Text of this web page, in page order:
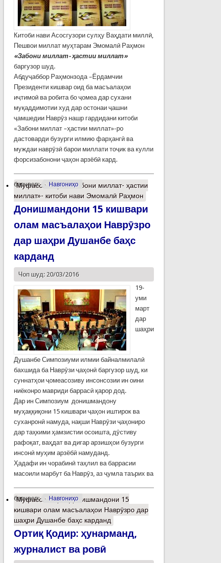
Китоби нави Асосгузори сулҳу Ваҳдати миллӣ,
Пешвои миллат муҳтарам Эмомалӣ Раҳмон
«Забони миллат- ҳастии миллат»
баргузор шуд.
Абдуҷаббор Раҳмонзода –Ёрдамчии
Президенти кишвар оид ба масъалаҳои
иҷтимоӣ ва робита бо ҷомеа дар сухани
муқаддимотии худ дар остонаи ҷашни
ҷамшедии Наврӯз нашр гардидани китоби
«Забони миллат –ҳастии миллат»-ро
дастоварди бузурги илмию фарҳангӣ ва
муждаи наврӯзӣ барои миллати тоҷик ва кулли
форсизабонони ҷаҳон арзёбӣ кард.
барчасп: Навгониҳо
Муфассалтаро «Забони миллат- ҳастии
миллат»- китоби нави Эмомалӣ Раҳмон
Донишмандони 15 кишвари
олам масъалаҳои Наврӯзро
дар шаҳри Душанбе баҳс
карданд
Чоп шуд: 20/03/2016
19-
уми
март
дар
шаҳри
Душанбе Симпозиуми илмии байналмилалӣ
бахшида ба Наврӯзи ҷаҳонӣ баргузор шуд, ки
суннатҳои ҷомеасозиву инсонсозии ин оини
ниёконро мавриди баррасӣ қарор дод.
Дар ин Симпозиум донишмандону
муҳаққиқони 15 кишвари ҷаҳон иштирок ва
суханронӣ намуда, нақши Наврӯзи ҷаҳониро
дар таҳкими ҳамзистии осоишта, дӯстиву
рафоқат, ваҳдат ва дигар арзишҳои бузурги
инсонӣ муҳим арзёбӣ намуданд.
Ҳадафи ин чорабинӣ таҳлил ва баррасии
масоили марбут ба Наврӯз, аз ҷумла таърих ва
барчасп: Навгониҳо
Муфассалтаро Донишмандони 15
кишвари олам масъалаҳои Наврӯзро дар
шаҳри Душанбе баҳс карданд
Ортиқ Қодир: ҳунарманд,
журналист ва ровӣ